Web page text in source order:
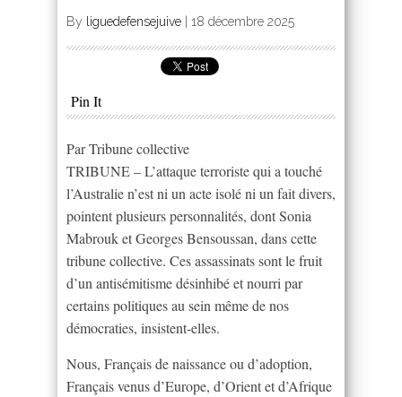
By liguedefensejuive 18 décembre 2025
Pin It
Par Tribune collective
TRIBUNE – L’attaque terroriste qui a touché
l’Australie n’est ni un acte isolé ni un fait divers,
pointent plusieurs personnalités, dont Sonia
Mabrouk et Georges Bensoussan, dans cette
tribune collective. Ces assassinats sont le fruit
d’un antisémitisme désinhibé et nourri par
certains politiques au sein même de nos
démocraties, insistent-elles.
Nous, Français de naissance ou d’adoption,
Français venus d’Europe, d’Orient et d’Afrique